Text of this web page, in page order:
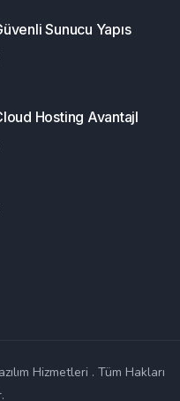
Sunucu Yapıs
Hosting Avantajl
Hizmetleri . Tüm Hakları